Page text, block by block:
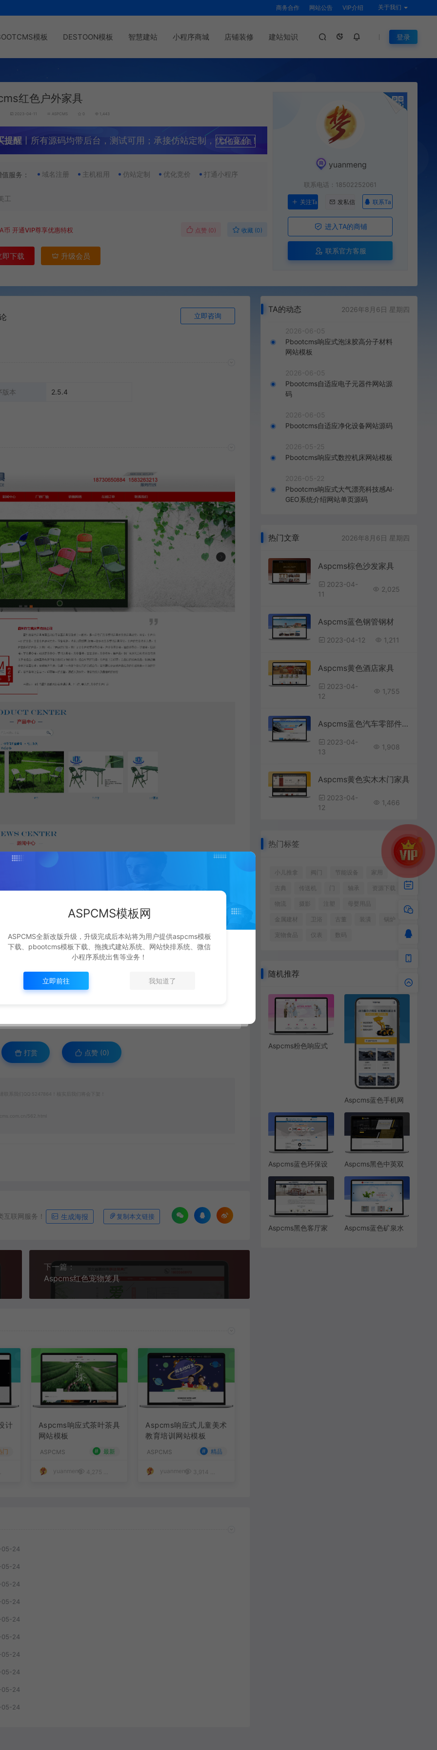
商务合作 网站公告 VIP介绍 关于我们
模板 DESTOON模板 智慧建站 小程序商城 店铺装修 建站知识 登录
红色户外家具
2023-04-11 ASPCMS 0 1,443
提醒 丨所有源码均带后台，测试可用；承接仿站定制，优化竞价！
升级会员
值服务： 域名注册 主机租用 仿站定制 优化竞价 打通小程序
工
A币开通VIP尊享优惠特权 点赞 (0) 收藏 (0)
即下载 升级会员
yuanmeng
联系电话：18502252061
关注Ta 发私信 联系Ta
进入TA的商铺
联系官方客服
立即咨询
版本 2.5.4
打赏 点赞 (0)
系我们QQ:5247864！核实后我们将会下架！
562.html
联网服务！ 生成海报 复制本文链接
下一篇：
Aspcms红色宠物笼具
计
门
Aspcms响应式茶叶茶具
网站模板
ASPCMS # 最新
yuanmeng 4,275
Aspcms响应式儿童美术
教育培训网站模板
ASPCMS # 精品
yuanmeng 3,914
24
24
24
24
24
24
24
24
24
24
TA的动态 2026年8月6日 星期四
2026-06-05
Pbootcms响应式泡沫胶高分子材料
网站模板
2026-06-05
Pbootcms自适应电子元器件网站源
码
2026-06-05
Pbootcms自适应净化设备网站源码
2026-05-25
Pbootcms响应式数控机床网站模板
2026-05-22
Pbootcms响应式大气漂亮科技感AI·
GEO系统介绍网站单页源码
热门文章 2026年8月6日 星期四
Aspcms棕色沙发家具
2023-04-
11
2,025
Aspcms蓝色钢管钢材
2023-04-12 1,211
Aspcms黄色酒店家具
2023-04-
12
1,755
Aspcms蓝色汽车零部件配件
2023-04-
13
1,908
Aspcms黄色实木木门家具
2023-04-
12
1,466
热门标签
小儿推拿 阀门 节能设备 家用
古典 传送机 门 轴承 资源下载
物流 摄影 注塑 母婴用品
金属建材 卫浴 古董 装潢 锅炉
宠物食品 仪表 数码
随机推荐
Aspcms粉色响应式
Aspcms蓝色手机网
Aspcms蓝色环保设
Aspcms黑色中英双
Aspcms黑色客厅家
Aspcms蓝色矿泉水
ASPCMS模板网
ASPCMS全新改版升级，升级完成后本站将为用户提供aspcms模板
下载、pbootcms模板下载、拖拽式建站系统、网站快排系统、微信
小程序系统出售等业务！
立即前往 我知道了